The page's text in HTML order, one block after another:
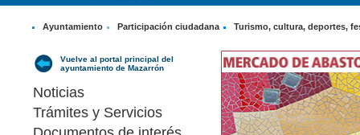
Ayuntamiento Participación ciudadana Turismo, cultura, deportes,
Vuelve al portal principal del
ayuntamiento de Mazarrón
Noticias
Trámites y Servicios